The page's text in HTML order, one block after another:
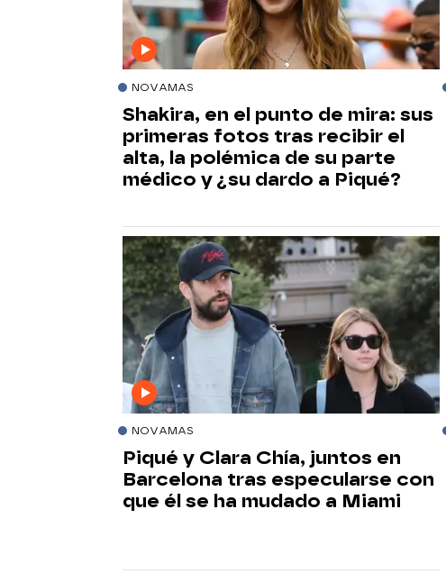
NOVAMAS
Shakira, en el punto de mira: sus
primeras fotos tras recibir el
alta, la polémica de su parte
médico y ¿su dardo a Piqué?
NOVAMAS
Piqué y Clara Chía, juntos en
Barcelona tras especularse con
que él se ha mudado a Miami